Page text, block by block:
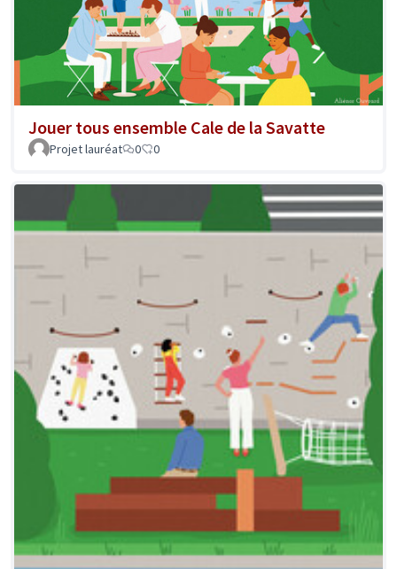
Jouer tous ensemble Cale de la Savatte
Projet lauréat 0 0